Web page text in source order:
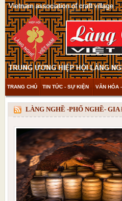
TRANG CHỦ TIN TỨC - SỰ KIỆN VĂN HÓA
THAM KHẢO & KHÁM PHÁ VIDEO
LÀNG NGHỀ -PHỐ NGHỀ-